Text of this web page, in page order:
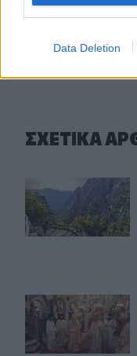
Data Deletion
ΣΧΕΤΙΚA
Σαμαριά: Νέα
Στη Σάμο για τη